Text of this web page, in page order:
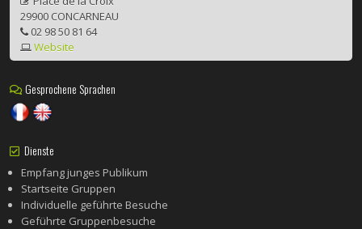
29900 CONCARNEAU
02 98 50 81 64
Website
Gesprochene Sprachen
Dienste
Empfang junges Publikum
Startseite Gruppen
Individuelle geführte Besuche
Geführte Gruppenbesuche